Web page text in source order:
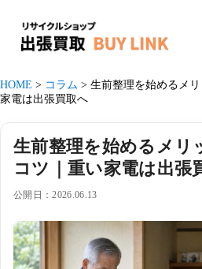
HOME > コラム > 生前整理を始めるメ
家電は出張買取へ
生前整理を始めるメリ
コツ｜重い家電は出張
公開日：2026.06.13